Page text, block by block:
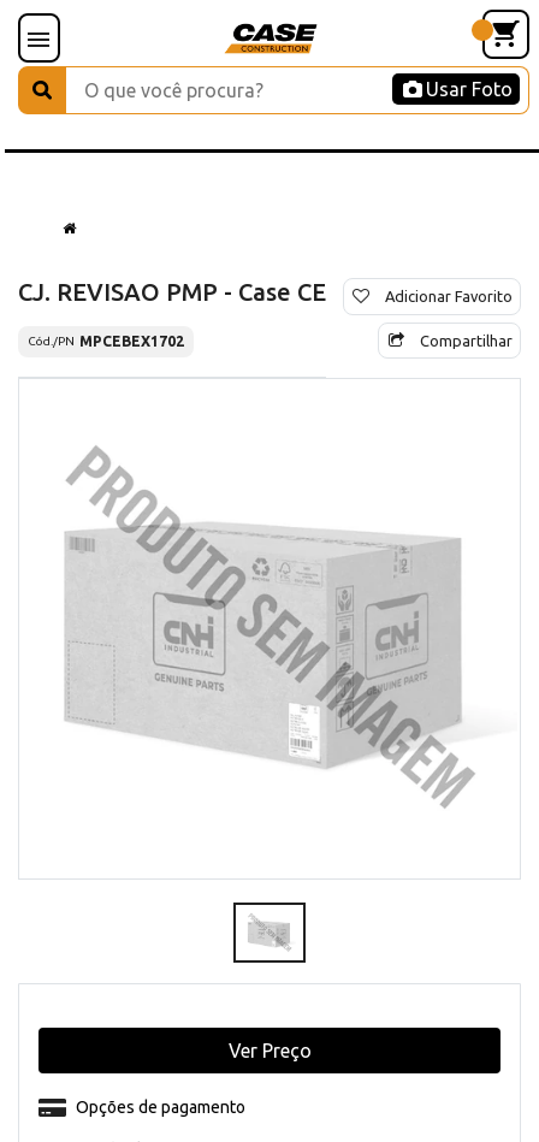
Usar Foto
CJ. REVISAO PMP - Case CE
Cód./PN MPCEBEX1702
Adicionar Favorito
Compartilhar
Opções de pagamento
Ver Preço